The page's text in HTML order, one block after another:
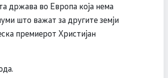
држава во Европа која нема
што важат за другите земји
премиерот Христијан